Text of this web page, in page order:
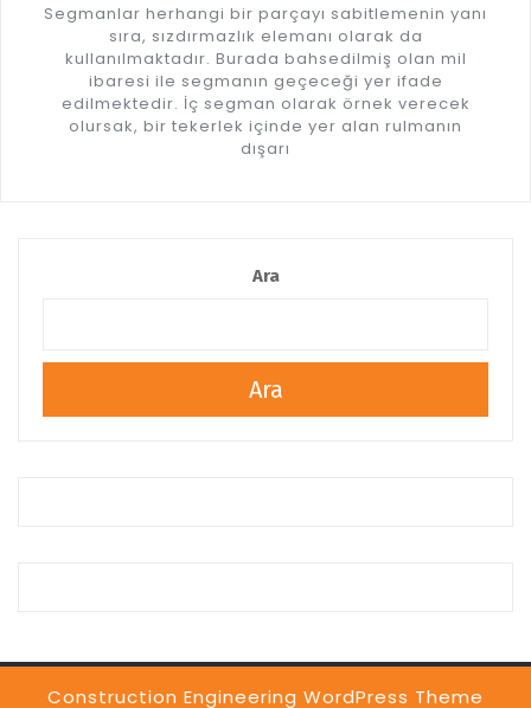
Segmanlar herhangi bir parçayı sabitlemenin yanı
sıra, sızdırmazlık elemanı olarak da
kullanılmaktadır. Burada bahsedilmiş olan mil
ibaresi ile segmanın geçeceği yer ifade
edilmektedir. İç segman olarak örnek verecek
olursak, bir tekerlek içinde yer alan rulmanın
dışarı
Ara
Ara
Construction Engineering WordPress Theme